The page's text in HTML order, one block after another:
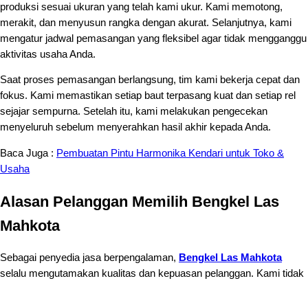
produksi sesuai ukuran yang telah kami ukur. Kami memotong,
merakit, dan menyusun rangka dengan akurat. Selanjutnya, kami
mengatur jadwal pemasangan yang fleksibel agar tidak mengganggu
aktivitas usaha Anda.
Saat proses pemasangan berlangsung, tim kami bekerja cepat dan
fokus. Kami memastikan setiap baut terpasang kuat dan setiap rel
sejajar sempurna. Setelah itu, kami melakukan pengecekan
menyeluruh sebelum menyerahkan hasil akhir kepada Anda.
Baca Juga : Pembuatan Pintu Harmonika Kendari untuk Toko &
Usaha
Alasan Pelanggan Memilih Bengkel Las
Mahkota
Sebagai penyedia jasa berpengalaman, Bengkel Las Mahkota
selalu mengutamakan kualitas dan kepuasan pelanggan. Kami tidak